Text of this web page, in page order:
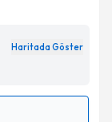
Haritada Göster